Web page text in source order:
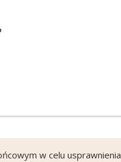
w celu